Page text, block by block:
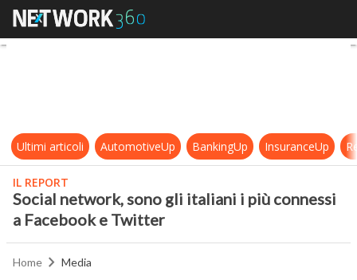
Social network, sono gli italiani i
Ultimi articoli AutomotiveUp BankingUp InsuranceUp
IL REPORT
Social network, sono gli italiani i più connessi
a Facebook e Twitter
Home Media